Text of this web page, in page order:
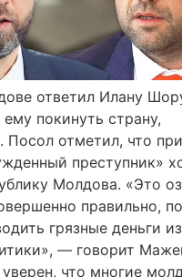
ответил Илану
покинуть страну,
Посол отметил, что
преступник»
Молдова. «Это
правильно,
грязные деньги из
— говорит
что многие